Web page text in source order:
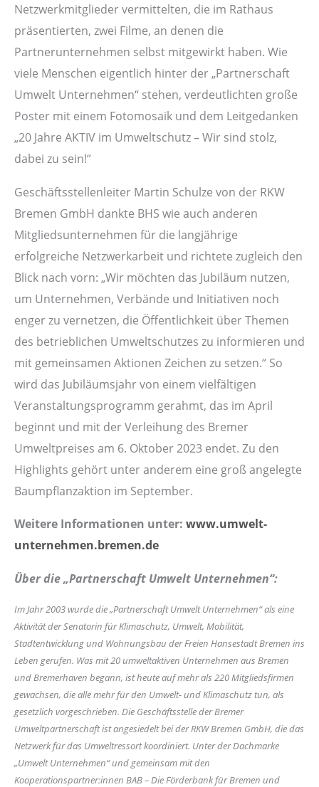
Netzwerkmitglieder vermittelten, die im Rathaus
präsentierten, zwei Filme, an denen die
Partnerunternehmen selbst mitgewirkt haben. Wie
viele Menschen eigentlich hinter der „Partnerschaft
Umwelt Unternehmen“ stehen, verdeutlichten große
Poster mit einem Fotomosaik und dem Leitgedanken
„20 Jahre AKTIV im Umweltschutz – Wir sind stolz,
dabei zu sein!“
Geschäftsstellenleiter Martin Schulze von der RKW
Bremen GmbH dankte BHS wie auch anderen
Mitgliedsunternehmen für die langjährige
erfolgreiche Netzwerkarbeit und richtete zugleich den
Blick nach vorn: „Wir möchten das Jubiläum nutzen,
um Unternehmen, Verbände und Initiativen noch
enger zu vernetzen, die Öffentlichkeit über Themen
des betrieblichen Umweltschutzes zu informieren und
mit gemeinsamen Aktionen Zeichen zu setzen.“ So
wird das Jubiläumsjahr von einem vielfältigen
Veranstaltungsprogramm gerahmt, das im April
beginnt und mit der Verleihung des Bremer
Umweltpreises am 6. Oktober 2023 endet. Zu den
Highlights gehört unter anderem eine groß angelegte
Baumpflanzaktion im September.
Weitere Informationen unter: www.umwelt-
unternehmen.bremen.de
Über die „Partnerschaft Umwelt Unternehmen“:
Im Jahr 2003 wurde die „Partnerschaft Umwelt Unternehmen“ als eine
Aktivität der Senatorin für Klimaschutz, Umwelt, Mobilität,
Stadtentwicklung und Wohnungsbau der Freien Hansestadt Bremen ins
Leben gerufen. Was mit 20 umweltaktiven Unternehmen aus Bremen
und Bremerhaven begann, ist heute auf mehr als 220 Mitgliedsfirmen
gewachsen, die alle mehr für den Umwelt- und Klimaschutz tun, als
gesetzlich vorgeschrieben. Die Geschäftsstelle der Bremer
Umweltpartnerschaft ist angesiedelt bei der RKW Bremen GmbH, die das
Netzwerk für das Umweltressort koordiniert. Unter der Dachmarke
„Umwelt Unternehmen“ und gemeinsam mit den
Kooperationspartner:innen BAB – Die Förderbank für Bremen und